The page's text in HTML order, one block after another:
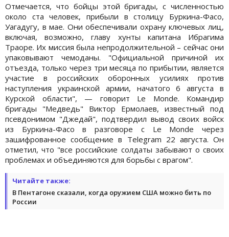
Отмечается, что бойцы этой бригады, с численностью
около ста человек, прибыли в столицу Буркина-Фасо,
Уагадугу, в мае. Они обеспечивали охрану ключевых лиц,
включая, возможно, главу хунты капитана Ибрагима
Траоре. Их миссия была непродолжительной – сейчас они
упаковывают чемоданы. "Официальной причиной их
отъезда, только через три месяца по прибытии, является
участие в российских оборонных усилиях против
наступления украинской армии, начатого 6 августа в
Курской области", — говорит Le Monde. Командир
бригады "Медведь" Виктор Ермолаев, известный под
псевдонимом "Джедай", подтвердил вывод своих войск
из Буркина-Фасо в разговоре с Le Monde через
зашифрованное сообщение в Telegram 22 августа. Он
отметил, что "все российские солдаты забывают о своих
проблемах и объединяются для борьбы с врагом".
Читайте также:
В Пентагоне сказали, когда оружием США можно бить по
России